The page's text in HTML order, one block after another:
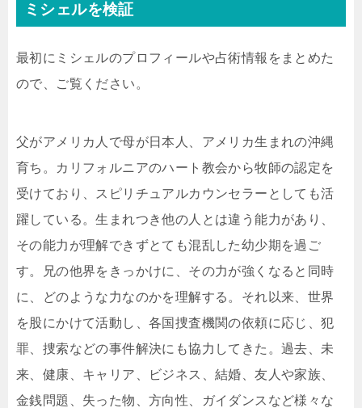
ミシェルを検証
最初にミシェルのプロフィールや占術情報をまとめた
ので、ご覧ください。
父がアメリカ人で母が日本人、アメリカ生まれの沖縄
育ち。カリフォルニアのハート教会から牧師の認定を
受けており、スピリチュアルカウンセラーとしても活
躍している。生まれつき他の人とは違う能力があり、
その能力が理解できずとても混乱した幼少期を過ご
す。兄の他界をきっかけに、その力が強くなると同時
に、どのような力なのかを理解する。それ以来、世界
を股にかけて活動し、各国捜査機関の依頼に応じ、犯
罪、捜索などの事件解決にも協力してきた。過去、未
来、健康、キャリア、ビジネス、結婚、友人や家族、
金銭問題、失った物、方向性、ガイダンスなど様々な